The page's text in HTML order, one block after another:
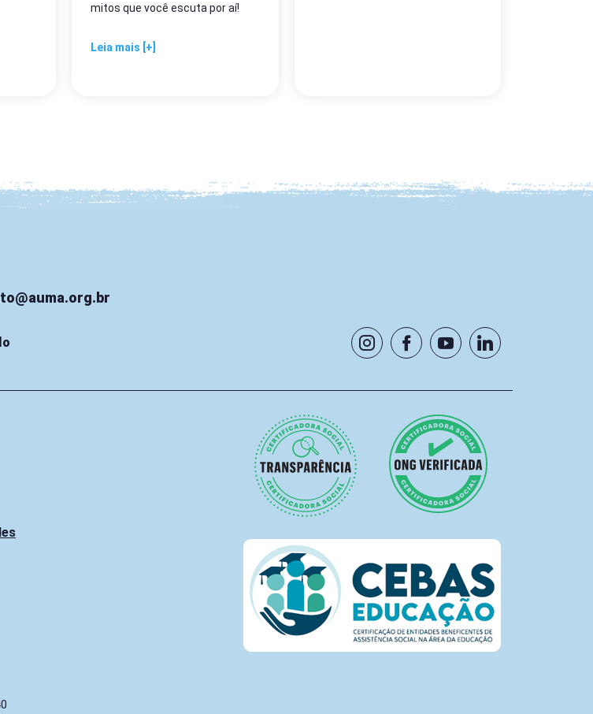
mitos que você escuta por aí!
Leia mais [+]